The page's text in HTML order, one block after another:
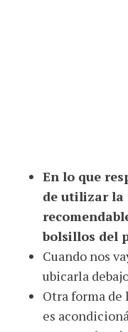
En lo que
de utilizar la
bolsillos del
Cuando nos
ubicarla
Otra forma de
es